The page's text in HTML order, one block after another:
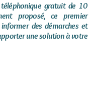
gratuit de 10
proposé, ce premier
des démarches et
une solution à votre